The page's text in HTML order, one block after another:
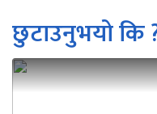
छुटाउनुभयो कि